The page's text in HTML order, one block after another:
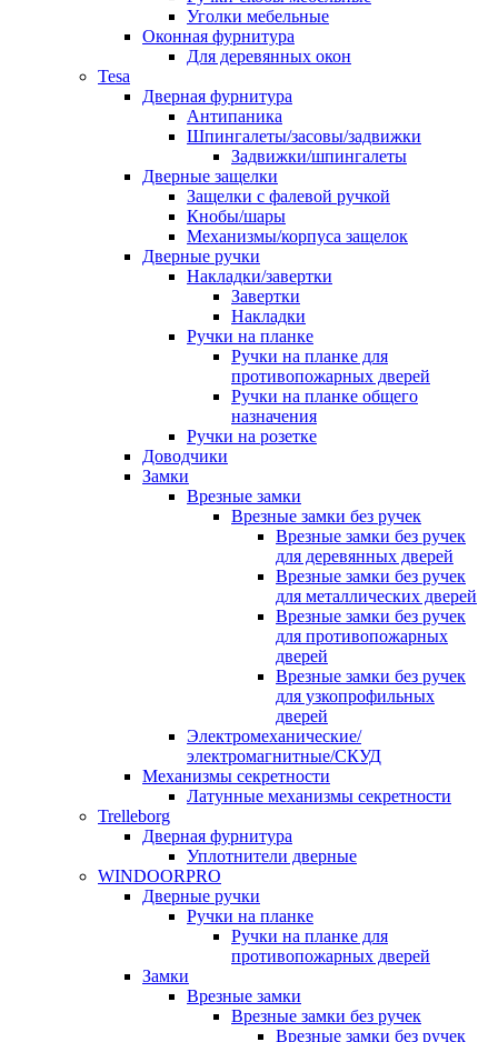
Уголки мебельные
Оконная фурнитура
Для деревянных окон
Tesa
Дверная фурнитура
Антипаника
Шпингалеты/засовы/задвижки
Задвижки/шпингалеты
Дверные защелки
Защелки с фалевой ручкой
Кнобы/шары
Механизмы/корпуса защелок
Дверные ручки
Накладки/завертки
Завертки
Накладки
Ручки на планке
Ручки на планке для
противопожарных дверей
Ручки на планке общего
назначения
Ручки на розетке
Доводчики
Замки
Врезные замки
Врезные замки без ручек
Врезные замки без ручек
для деревянных дверей
Врезные замки без ручек
для металлических дверей
Врезные замки без ручек
для противопожарных
дверей
Врезные замки без ручек
для узкопрофильных
дверей
Электромеханические/
электромагнитные/СКУД
Механизмы секретности
Латунные механизмы секретности
Trelleborg
Дверная фурнитура
Уплотнители дверные
WINDOORPRO
Дверные ручки
Ручки на планке
Ручки на планке для
противопожарных дверей
Замки
Врезные замки
Врезные замки без ручек
Врезные замки без ручек